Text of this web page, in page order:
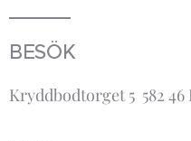
BESÖK
Kryddbodtorget 5 582